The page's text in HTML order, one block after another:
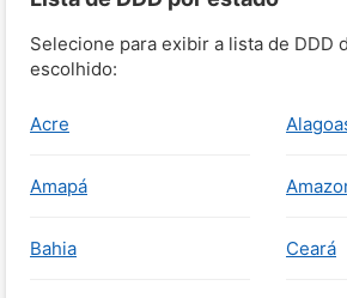
Selecione para exibir a lista de DDD
escolhido:
Acre
Amapá
Bahia Ceará